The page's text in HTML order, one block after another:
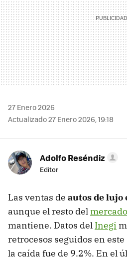
27 Enero 2026
Actualizado 27 Enero 2026, 19:18
Adolfo Reséndiz
Editor
Las ventas de autos de lujo
aunque el resto del
mantiene. Datos del Inegi
retrocesos seguidos en
la caída fue de 9.2%. En el